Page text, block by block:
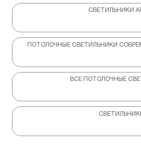
СВЕТИЛЬНИКИ
ПОТОЛОЧНЫЕ СВЕТИЛЬНИКИ
ВСЕ ПОТОЛОЧНЫЕ